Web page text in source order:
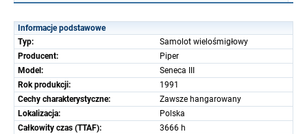
Informacje podstawowe
Typ:
Samolot wielośmigłowy
Producent:
Piper
Model:
Seneca III
Rok produkcji:
1991
Cechy charakterystyczne:
Zawsze hangarowany
Lokalizacja:
Polska
Całkowity czas (TTAF):
3666 h